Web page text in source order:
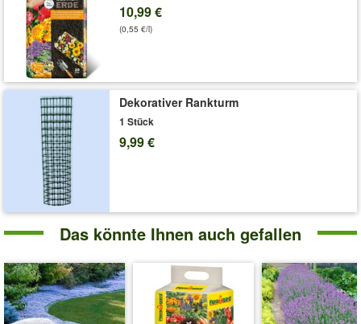
10,99 €
(0,55 €/l)
Dekorativer Rankturm
1 Stück
9,99 €
Das könnte Ihnen auch gefallen